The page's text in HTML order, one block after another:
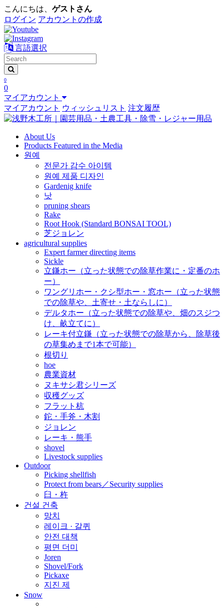
こんにちは、 ゲストさん
ログイン アカウントの作成
言語選択
0
0
マイアカウント
マイアカウント ウィッシュリスト 注文履歴
About Us
Products Featured in the Media
원예
전문가 감수 아이템
원예 제품 디자인
Gardenig knife
낫
pruning shears
Rake
Root Hook (Standard BONSAI TOOL)
芝ジョレン
agricultural supplies
Expert farmer directing items
Sickle
立鎌ホー（立った状態での除草作業に・定番のホ
ー）
ワングリホー・クシ型ホー・窓ホー（立った状態
での除草や、土寄せ・土ならしに）
デルタホー（立った状態での除草や、畑のスジつ
け、畝立てに）
レーキ付立鎌（立った状態での除草から、除草後
の草集めまで1本で可能）
根切り
hoe
農業資材
ヌキサシ君シリーズ
収穫グッズ
フラット杭
鉈・手斧・木割
ジョレン
レーキ・熊手
shovel
Livestock supplies
Outdoor
Picking shellfish
Protect from bears／Security supplies
臼・杵
건설 건축
망치
레이크 · 갈퀴
안전 대책
평면 더미
Joren
Shovel/Fork
Pickaxe
지진 제
Snow